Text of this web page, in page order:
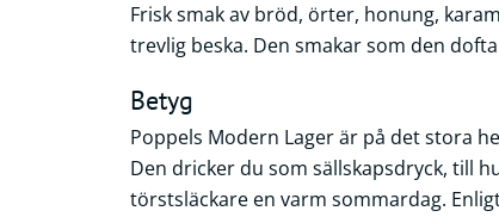
Frisk smak av bröd, örter, honung,
trevlig beska. Den smakar som den
Betyg
Poppels Modern Lager är på det stora
Den dricker du som sällskapsdryck, till
törstsläckare en varm sommardag.